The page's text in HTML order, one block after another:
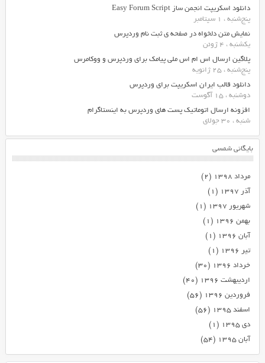
دانلود اسکریپت انجمن ساز Easy Forum Script
پنج‌شنبه ، 1 سپتامبر
نمایش متن دلخواه در صفحه ی ثبت نام وردپرس
یکشنبه ، 4 ژوئن
پلاگین ارسال اس ام اس ملی پیامک برای وردپرس و ووکامرس
پنج‌شنبه ، 25 ژانویه
دانلود قالب ایران اسکریپت برای وردپرس
دوشنبه ، 15 آگوست
افزونه ارسال اتوماتیک پست های وردپرس به اینستاگرام
شنبه ، 30 جولای
بایگانی شمسی
مرداد ۱۳۹۸
(۲)
آذر ۱۳۹۷
(۱)
شهریور ۱۳۹۷
(۱)
بهمن ۱۳۹۶
(۱)
آبان ۱۳۹۶
(۱)
تیر ۱۳۹۶
(۱)
خرداد ۱۳۹۶
(۳۰)
اردیبهشت ۱۳۹۶
(۴۰)
فروردین ۱۳۹۶
(۵۶)
اسفند ۱۳۹۵
(۵۶)
دی ۱۳۹۵
(۱)
آبان ۱۳۹۵
(۵۴)